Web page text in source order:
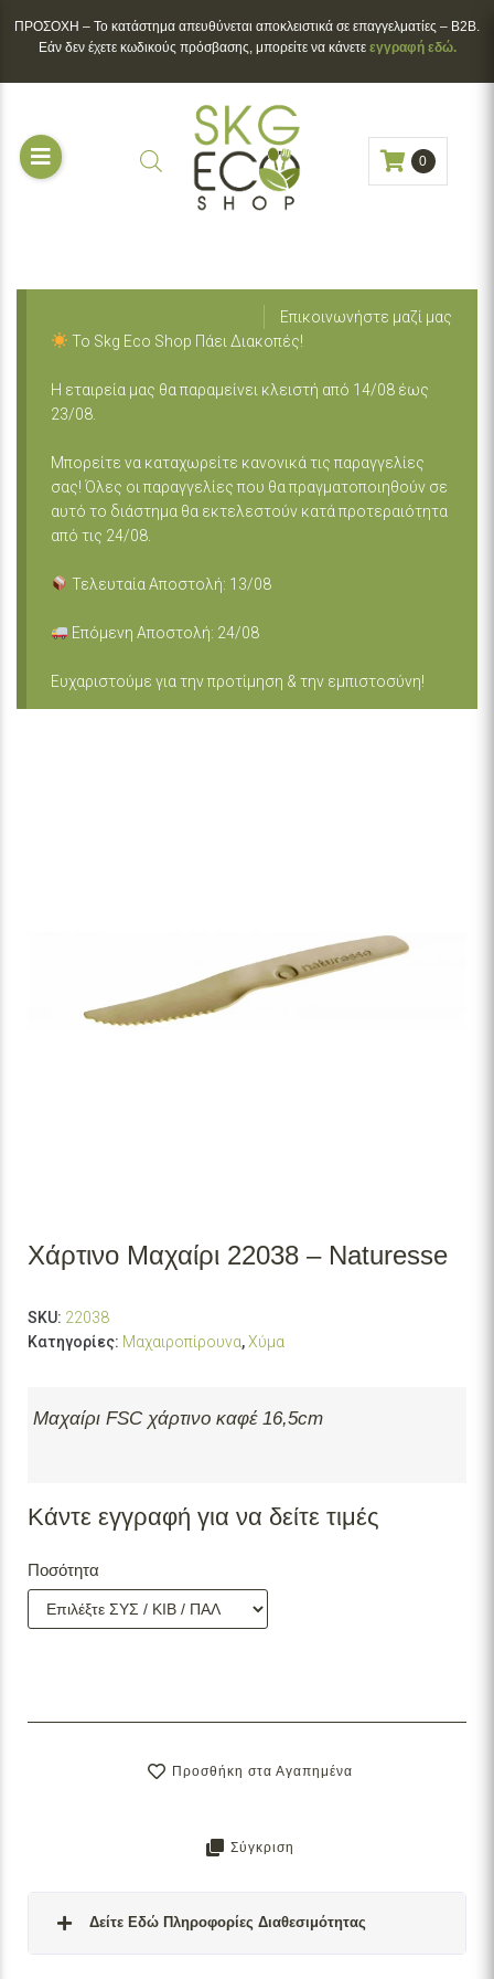
ΠΡΟΣΟΧΗ – To κατάστημα απευθύνεται αποκλειστικά σε επαγγελματίες – B2B.
Εάν δεν έχετε κωδικούς πρόσβασης, μπορείτε να κάνετε εγγραφή εδώ.
0
Επικοινωνήστε μαζί μας
Το Skg Eco Shop Πάει Διακοπές!
Η εταιρεία μας θα παραμείνει κλειστή από 14/08 έως
23/08.
Μπορείτε να καταχωρείτε κανονικά τις παραγγελίες
σας! Όλες οι παραγγελίες που θα πραγματοποιηθούν σε
αυτό το διάστημα θα εκτελεστούν κατά προτεραιότητα
από τις 24/08.
Τελευταία Αποστολή: 13/08
Επόμενη Αποστολή: 24/08
Ευχαριστούμε για την προτίμηση & την εμπιστοσύνη!
Χάρτινο Μαχαίρι 22038 – Naturesse
SKU: 22038
Κατηγορίες: Μαχαιροπίρουνα,Χύμα
Μαχαίρι FSC χάρτινο καφέ 16,5cm
Κάντε εγγραφή για να δείτε τιμές
Ποσότητα
Προσθήκη στα Αγαπημένα
Σύγκριση
Δείτε Εδώ Πληροφορίες Διαθεσιμότητας